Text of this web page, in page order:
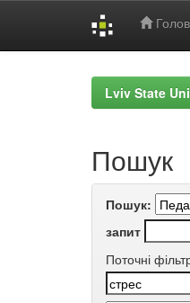
Lviv State
Пошук
Пошук:
запит
Поточні